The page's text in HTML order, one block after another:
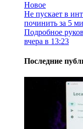
Новое
Не пускает в
починить за 5
Подробное
вчера в 13:23
Последние